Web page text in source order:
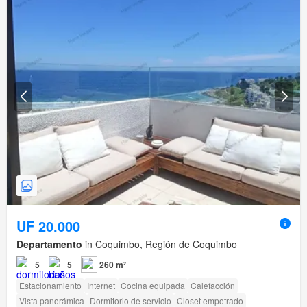
UF 20.000
Departamento in Coquimbo, Región de Coquimbo
5 5 260 m²
Estacionamiento Internet Cocina equipada Calefacción
Vista panorámica Dormitorio de servicio Closet empotrado